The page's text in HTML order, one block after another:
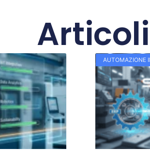
AUTOMAZIONE